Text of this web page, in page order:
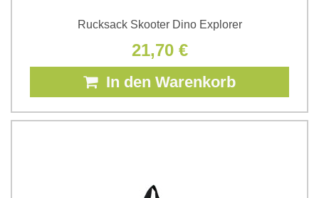
Rucksack Skooter Dino Explorer
21,70 €
In den Warenkorb